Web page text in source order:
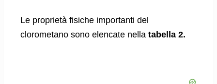
Le proprietà fisiche importanti del
clorometano sono elencate nella tabella 2.